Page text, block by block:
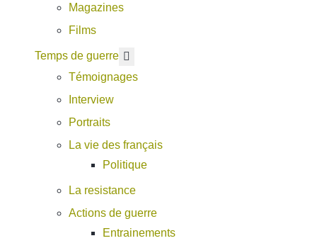
Magazines
Films
Temps de guerre
Témoignages
Interview
Portraits
La vie des français
Politique
La resistance
Actions de guerre
Entrainements